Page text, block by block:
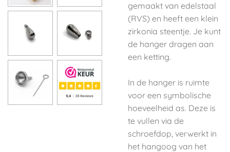
gemaakt van edelstaal
(RVS) en heeft een klein
zirkonia steentje. Je kunt
de hanger dragen aan
een ketting.
In de hanger is ruimte
voor een symbolische
hoeveelheid as. Deze is
te vullen via de
schroefdop, verwerkt in
het hangoog van het